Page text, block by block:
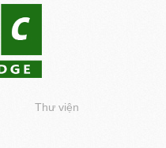
Thư viện